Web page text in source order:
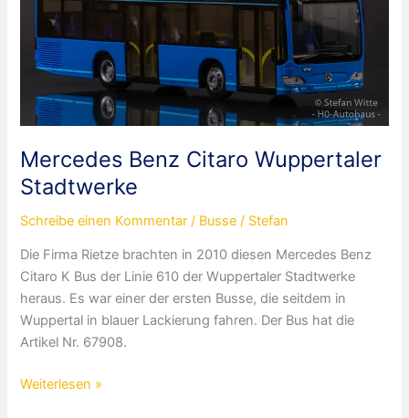
Mercedes Benz Citaro Wuppertaler
Stadtwerke
Schreibe einen Kommentar / Busse / Stefan
Die Firma Rietze brachten in 2010 diesen Mercedes Benz
Citaro K Bus der Linie 610 der Wuppertaler Stadtwerke
heraus. Es war einer der ersten Busse, die seitdem in
Wuppertal in blauer Lackierung fahren. Der Bus hat die
Artikel Nr. 67908.
Mercedes
Weiterlesen »